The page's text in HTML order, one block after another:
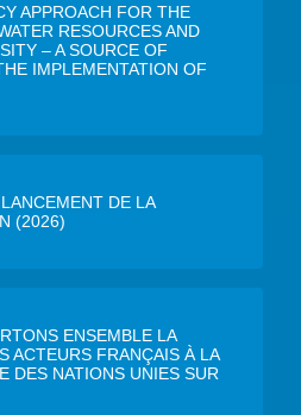
APPROACH FOR THE
RESOURCES AND
– A SOURCE OF
IMPLEMENTATION OF
DE LA
(2026)
ENSEMBLE LA
ACTEURS FRANÇAIS À LA
DES NATIONS UNIES SUR